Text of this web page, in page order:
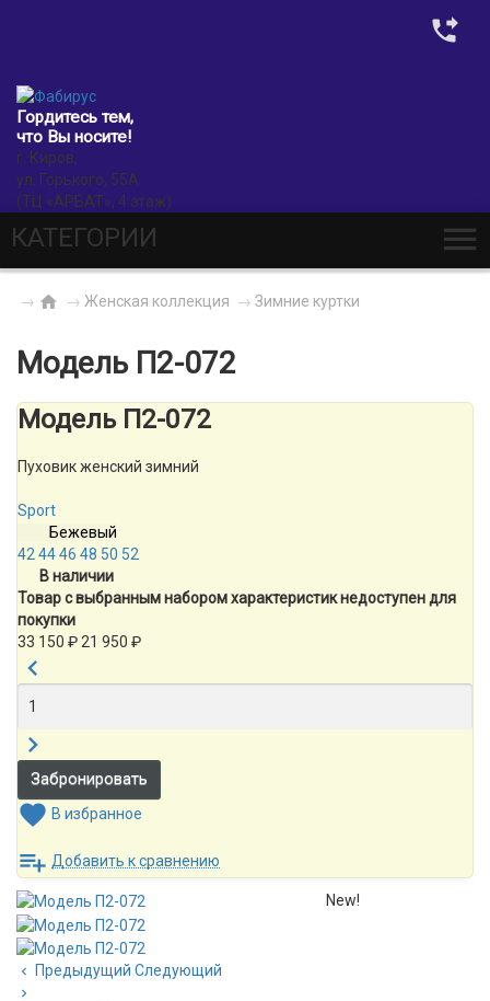
Гордитесь тем,
что Вы носите!
г. Киров,
ул. Горького, 55А
(ТЦ «АРБАТ», 4 этаж)
КАТЕГОРИИ
→ → Женская коллекция → Зимние куртки
Модель П2-072
Модель П2-072
Пуховик женский зимний
Sport
Бежевый
42 4446 48 50 52
В наличии
Товар с выбранным набором характеристик недоступен для
покупки
33 150 ₽ 21 950 ₽
В избранное
Добавить к сравнению
New!
Предыдущий Следующий